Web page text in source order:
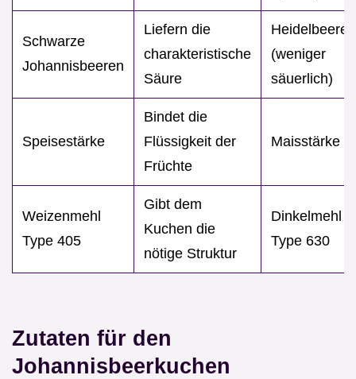
Schwarze
Johannisbeeren
Liefern die
charakteristische
Säure
Heidelbeeren
(weniger
säuerlich)
Speisestärke
Bindet die
Flüssigkeit der
Früchte
Maisstärke
Weizenmehl
Type 405
Gibt dem
Kuchen die
nötige Struktur
Dinkelmehl
Type 630
Zutaten für den
Johannisbeerkuchen